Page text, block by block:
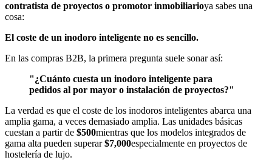
contratista de proyectos o promotor inmobiliarioya sabes una
cosa:
El coste de un inodoro inteligente no es sencillo.
En las compras B2B, la primera pregunta suele sonar así:
"¿Cuánto cuesta un inodoro inteligente para
pedidos al por mayor o instalación de proyectos?"
La verdad es que el coste de los inodoros inteligentes abarca una
amplia gama, a veces demasiado amplia. Las unidades básicas
cuestan a partir de $500mientras que los modelos integrados de
gama alta pueden superar$7,000especialmente en proyectos de
hostelería de lujo.